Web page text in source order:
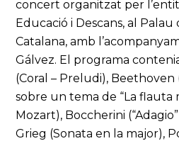
concert organitzat per
Educació i Descans, al Palau
Catalana, amb
Gálvez. El programa
(Coral – Preludi), Beethoven
sobre un tema de “La flauta
Mozart), Boccherini
Grieg (Sonata en la major),